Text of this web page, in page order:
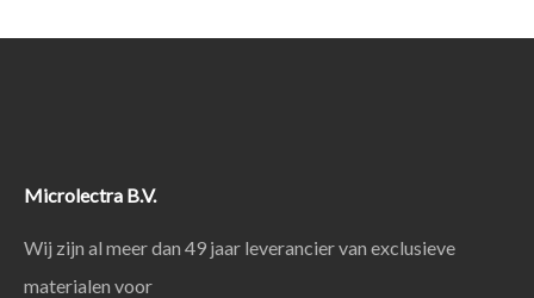
Microlectra B.V.
Wij zijn al meer dan 49 jaar leverancier van exclusieve
materialen voor